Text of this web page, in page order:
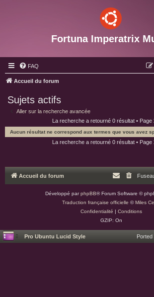
Fortuna Imperatrix
FAQ
Accueil du forum
Sujets actifs
Aller sur la recherche avancée
La recherche a retourné 0 résultat • Page
Aucun résultat ne correspond aux termes que vous avez
La recherche a retourné 0 résultat • Page
Accueil du forum
Développé parphpBB® Forum Software ©
Traduction française officielle ©Miles
Confidentialité | Conditions
GZIP: On
Pro Ubuntu Lucid Style Ported